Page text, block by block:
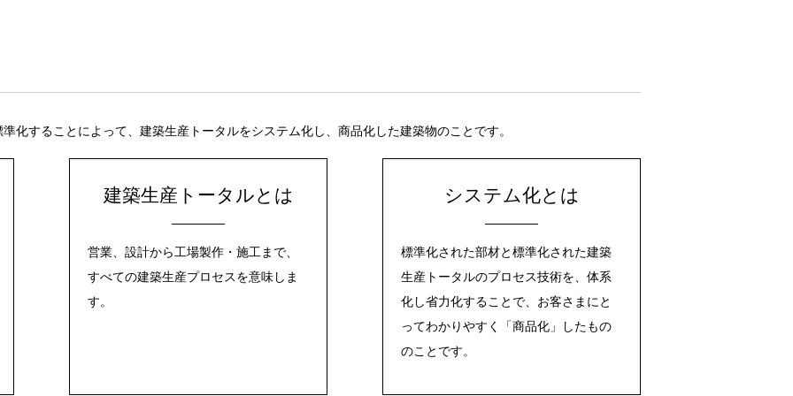
化することによって、建築生産トータルをシステム化し、商品化した建築物のことです。
建築生産トータルとは
営業、設計から工場製作・施工まで、
すべての建築生産プロセスを意味しま
す。
システム化とは
標準化された部材と標準化された建築
生産トータルのプロセス技術を、体系
化し省力化することで、お客さまにと
ってわかりやすく「商品化」したもの
のことです。